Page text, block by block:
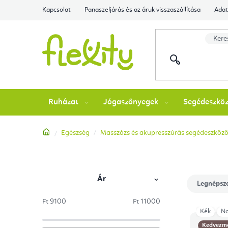
Kapcsolat Panaszeljárás és az áruk visszaszállítása
Ruházat Jógaszőnyegek
Kezdőlap
Egészség Masszázs és akupresszúrás
l
d
Ár
Ft 9100 Ft 11000
Kék